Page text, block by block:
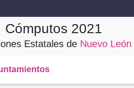
Cómputos 2021
Estatales de Nuevo León